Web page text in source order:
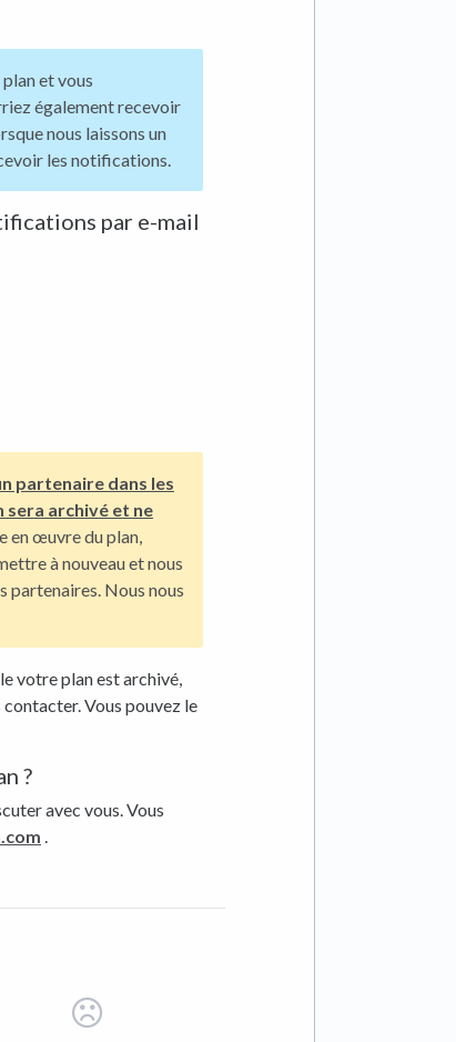
et vous
également recevoir
nous laissons un
les notifications.
par e-mail
partenaire dans les
sera archivé et ne
en œuvre du plan,
à nouveau et nous
partenaires. Nous nous
votre plan est archivé,
Vous pouvez le
?
avec vous. Vous